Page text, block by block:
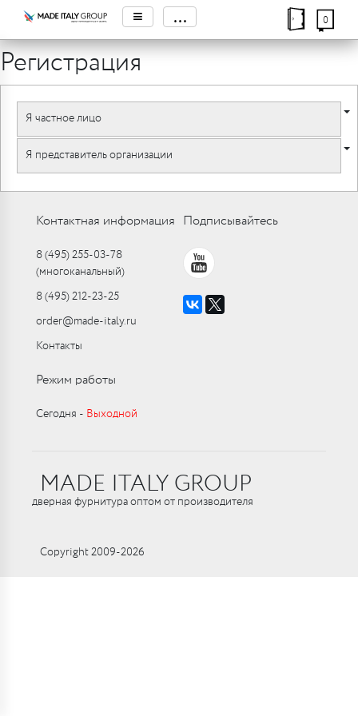
≡ ... 0
Регистрация
Я частное лицо
Я представитель организации
Контактная информация
8 (495) 255-03-78
(многоканальный)
8 (495) 212-23-25
order@made-italy.ru
Контакты
Подписывайтесь
Режим работы
Сегодня ‑ Выходной
MADE ITALY GROUP
дверная фурнитура оптом от производителя
Copyright 2009-2026